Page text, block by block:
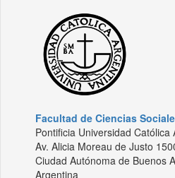
Facultad de Ciencias
Pontificia Universidad Católica
Av. Alicia Moreau de Justo
Ciudad Autónoma de Buenos
Argentina